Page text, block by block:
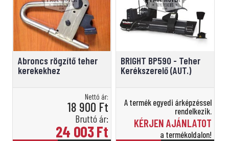
Abroncs rögzítő teher
kerekekhez
Nettó ár:
18 900 Ft
Bruttó ár:
24 003Ft
BRIGHT BP590 - Teher
Kerékszerelő (AUT.)
A termék egyedi árképzéssel
rendelkezik.
KÉRJEN AJÁNLATOT
a termékoldalon!